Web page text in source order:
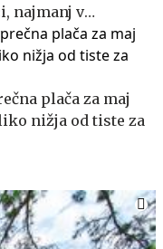
najmanj v
plača za maj
nižja od tiste za